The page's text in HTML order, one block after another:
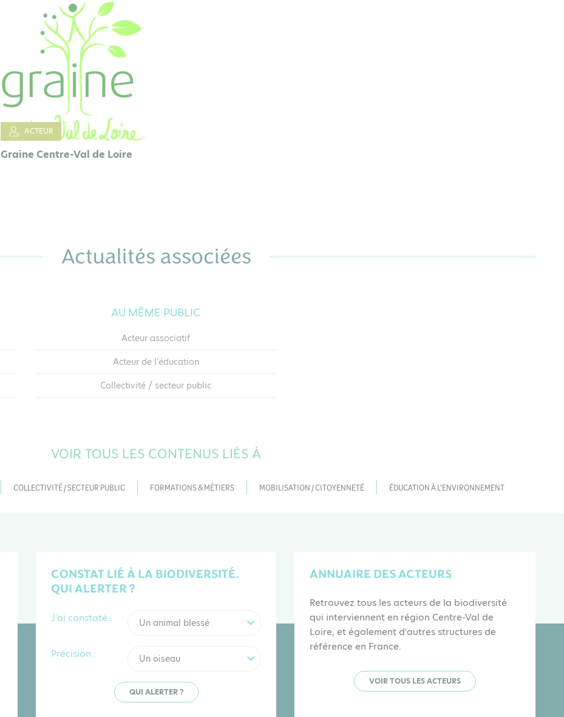
ACTEUR
Graine Centre-Val de Loire
Actualités associées
AU MÊME PUBLIC
Acteur associatif
Acteur de l'éducation
Collectivité / secteur public
VOIR TOUS LES CONTENUS LIÉS À
COLLECTIVITÉ / SECTEUR PUBLIC FORMATIONS & MÉTIERS MOBILISATION / CITOYENNETÉ ÉDUCATION À L'ENVIRONNEMENT
CONSTAT LIÉ À LA BIODIVERSITÉ.
QUI ALERTER ?
J'ai constaté : Un animal blessé
Précision : Un oiseau
QUI ALERTER ?
ANNUAIRE DES ACTEURS
Retrouvez tous les acteurs de la biodiversité
qui interviennent en région Centre-Val de
Loire, et également d'autres structures de
référence en France.
VOIR TOUS LES ACTEURS